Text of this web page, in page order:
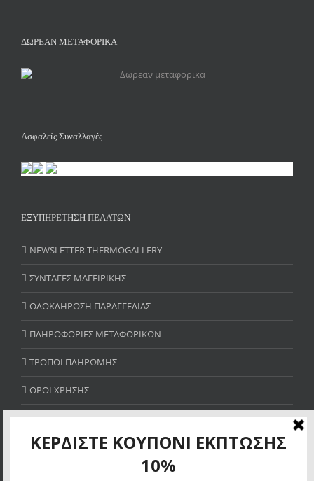
ΔΩΡΕΑΝ ΜΕΤΑΦΟΡΙΚΑ
Ασφαλείς Συναλλαγές
ΕΞΥΠΗΡΕΤΗΣΗ ΠΕΛΑΤΩΝ
NEWSLETTER THERMOGALLERY
ΣΥΝΤΑΓΕΣ ΜΑΓΕΙΡΙΚΗΣ
ΟΛΟΚΛΗΡΩΣΗ ΠΑΡΑΓΓΕΛΙΑΣ
ΠΛΗΡΟΦΟΡΙΕΣ ΜΕΤΑΦΟΡΙΚΩΝ
ΤΡΟΠΟΙ ΠΛΗΡΩΜΗΣ
ΟΡΟΙ ΧΡΗΣΗΣ
SITE MAP
ΚΕΡΔΙΣΤΕ ΚΟΥΠΟΝΙ ΕΚΠΤΩΣΗΣ 10%